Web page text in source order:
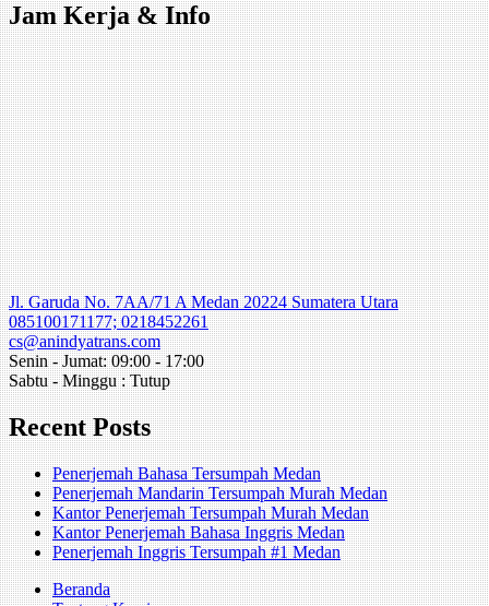
Jam Kerja & Info
Jl. Garuda No. 7AA/71 A Medan 20224 Sumatera Utara
085100171177; 0218452261
cs@anindyatrans.com
Senin - Jumat: 09:00 - 17:00
Sabtu - Minggu : Tutup
Recent Posts
Penerjemah Bahasa Tersumpah Medan
Penerjemah Mandarin Tersumpah Murah Medan
Kantor Penerjemah Tersumpah Murah Medan
Kantor Penerjemah Bahasa Inggris Medan
Penerjemah Inggris Tersumpah #1 Medan
Beranda